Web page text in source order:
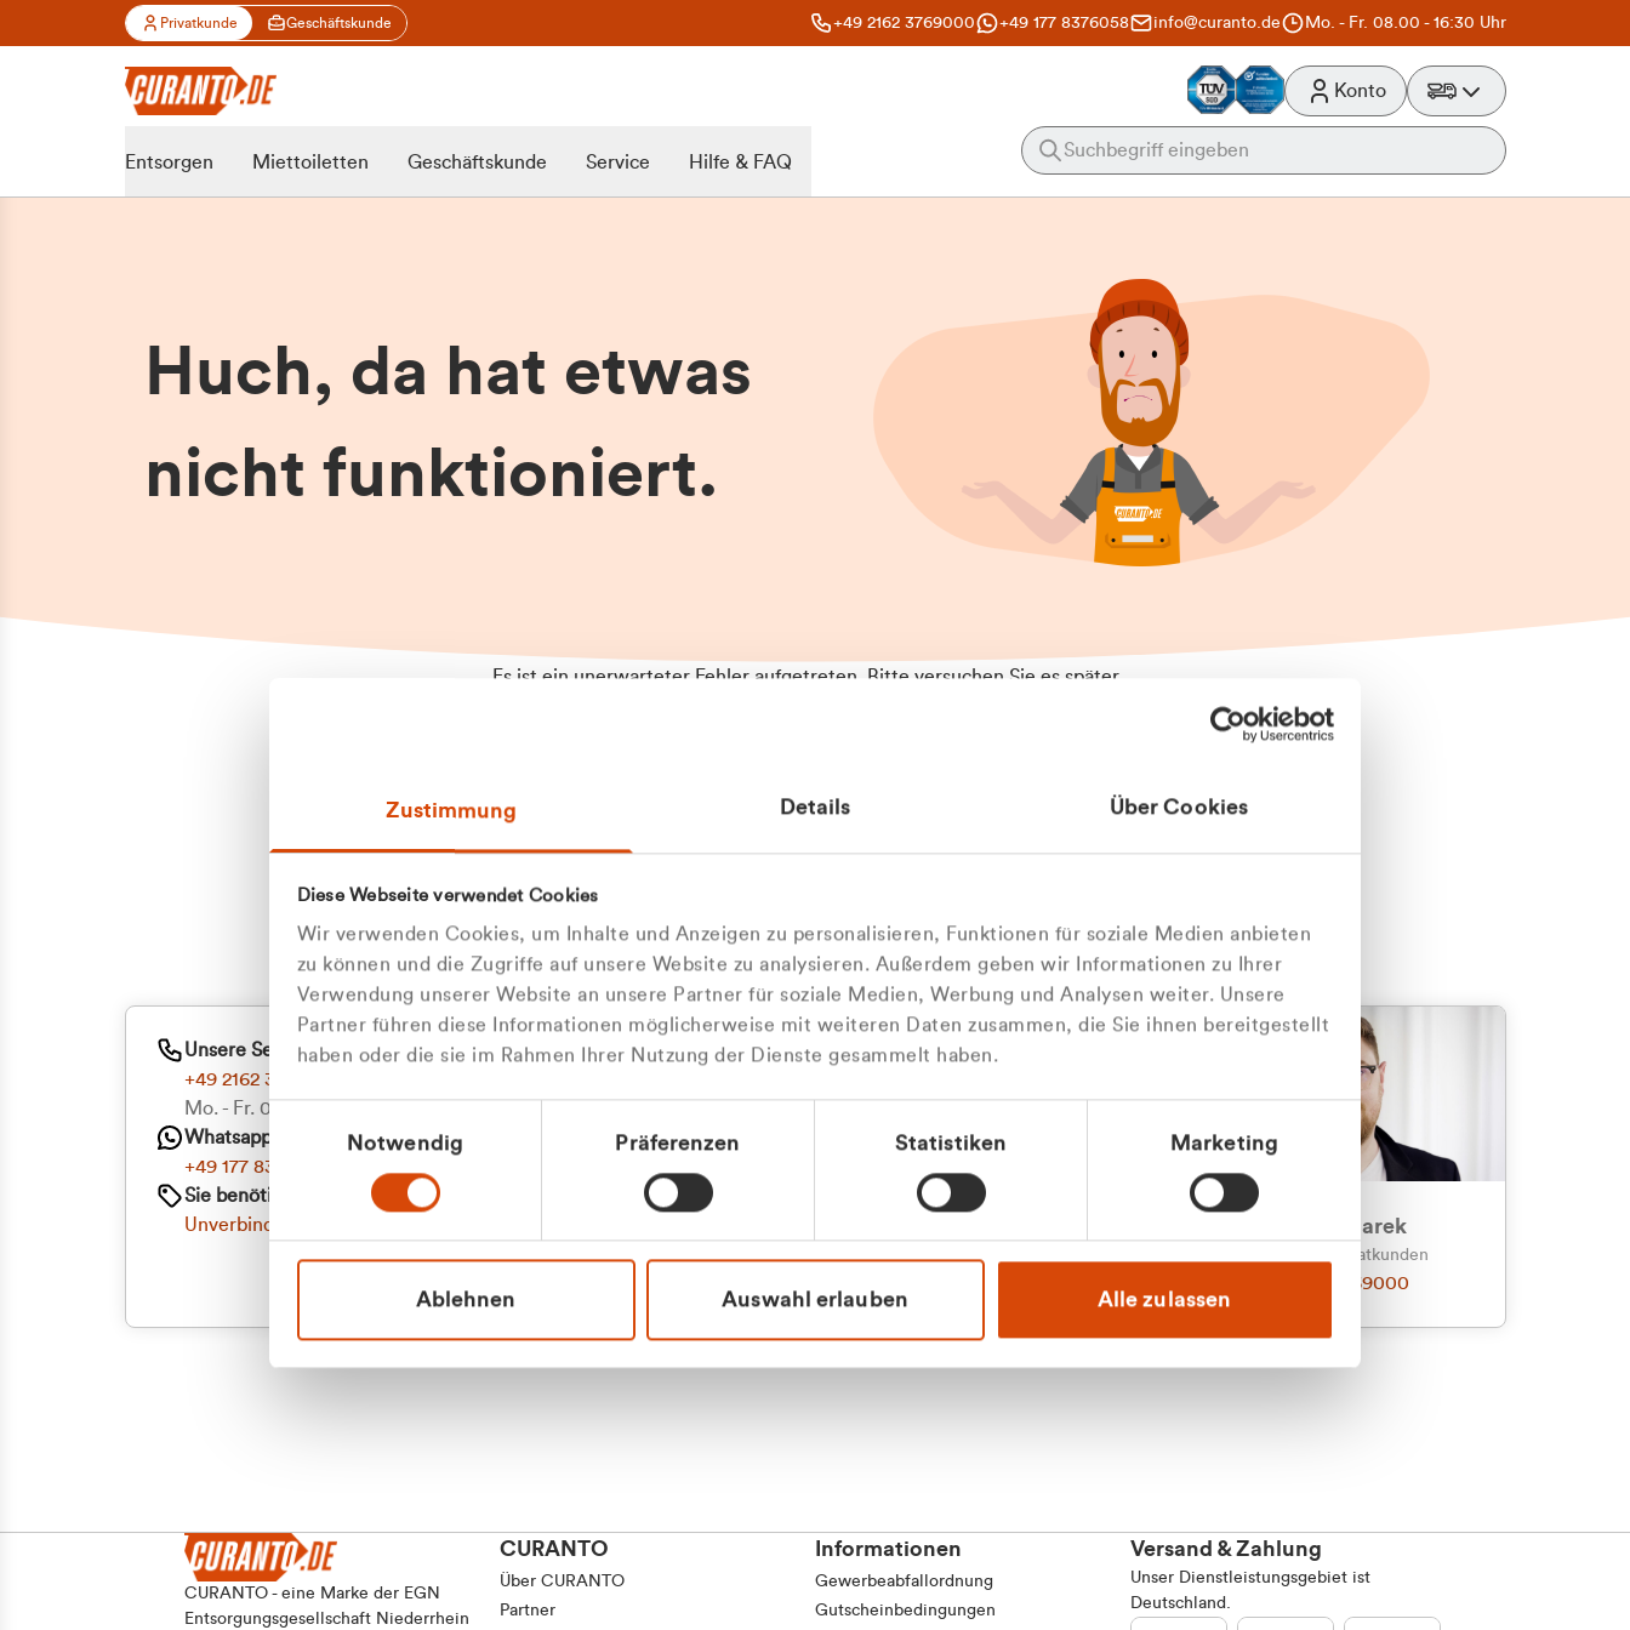
Zustimmung Details Über Cookies
Diese Webseite verwendet Cookies
Wir verwenden Cookies, um Inhalte und Anzeigen zu personalisieren, Funktionen für soziale Medien anbieten
zu können und die Zugriffe auf unsere Website zu analysieren. Außerdem geben wir Informationen zu Ihrer
Verwendung unserer Website an unsere Partner für soziale Medien, Werbung und Analysen weiter. Unsere
Partner führen diese Informationen möglicherweise mit weiteren Daten zusammen, die Sie ihnen bereitgestellt
haben oder die sie im Rahmen Ihrer Nutzung der Dienste gesammelt haben.
Einwilligungsauswahl
Notwendig Präferenzen Statistiken Marketing
Ablehnen Auswahl erlauben Alle zulassen
Privatkunde Geschäftskunde +49 2162 3769000 +49 177 8376058 info@curanto.de Mo. - Fr. 08.00 - 16:30 Uhr
Zu welcher
Kundengruppe
gehören Sie?
Privatkunde (inkl. MwSt.)
Geschäftskunde (exkl. MwSt.)
Konto
Entsorgen Miettoiletten Geschäftskunde Service Hilfe & FAQ
Huch, da hat etwas
nicht funktioniert.
Es ist ein unerwarteter Fehler aufgetreten. Bitte versuchen Sie es später
aufgetretenen Fehler an. Wir entschuldigen uns für eventuelle
Unannehmlichkeiten.
Zum Abfallberater
Oder kontaktieren Sie uns persönlich
Wir sind gerne für Sie da
Unsere Service-Hotline
+49 2162 3769000
Mo. - Fr. 08.00 - 16:30 Uhr
Whatsapp
+49 177 8376058
Sie benötigen ein individuelles Angebot?
Unverbindliche Anfrage stellen
Julian Marek
Vertrieb - Privatkunden
0216 237 69000
CURANTO - eine Marke der EGN
Entsorgungsgesellschaft Niederrhein
CURANTO
Über CURANTO
Partner
Informationen
Gewerbeabfallordnung
Gutscheinbedingungen
Versand & Zahlung
Unser Dienstleistungsgebiet ist
Deutschland.